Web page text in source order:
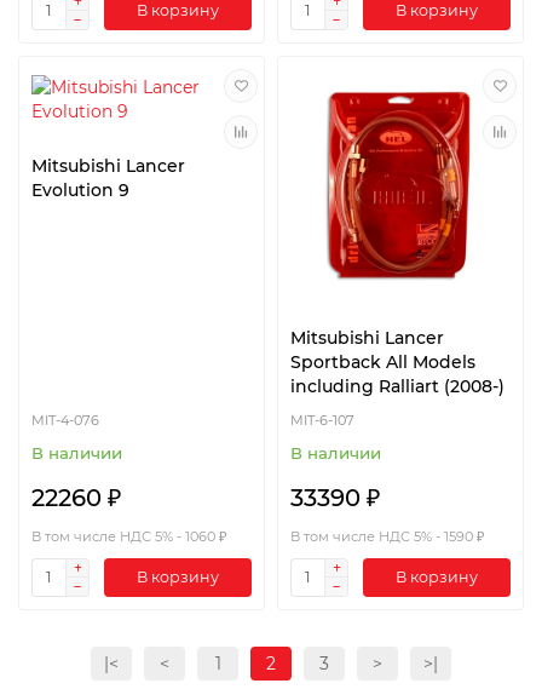
В корзину В корзину
Mitsubishi Lancer
Evolution 9
MIT-4-076
В наличии
22260 ₽
В том числе НДС 5% - 1060 ₽
В корзину
Mitsubishi Lancer
Sportback All Models
including Ralliart (2008-)
MIT-6-107
В наличии
33390 ₽
В том числе НДС 5% - 1590 ₽
В корзину
|< < 1 2 3 > >|